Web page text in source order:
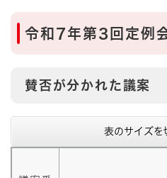
令和7年第3回定例
賛否が分かれた議案
表のサイズを